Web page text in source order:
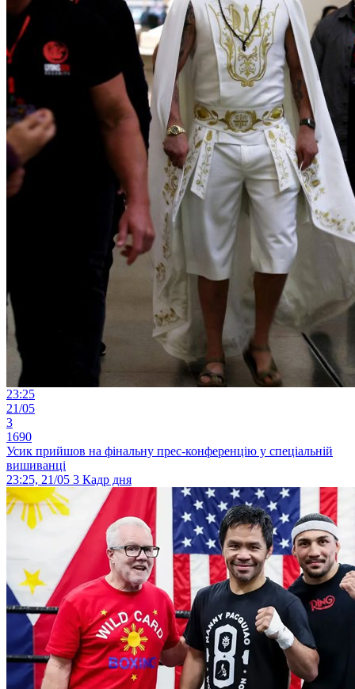
23:25
21/05
3
1690
Усик прийшов на фінальну прес-конференцію у спеціальній
вишиванці
23:25, 21/05 3 Кадр дня